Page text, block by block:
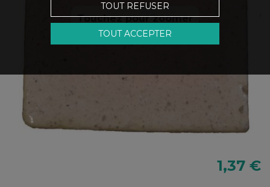
Touchez pour zoomer
1,37 €
TOUT REFUSER
TOUT ACCEPTER